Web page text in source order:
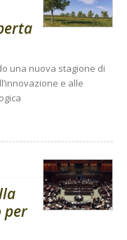
una nuova stagione di
e alle
per